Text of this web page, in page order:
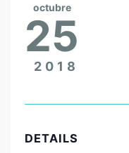
octubre
25
2018
DETAILS